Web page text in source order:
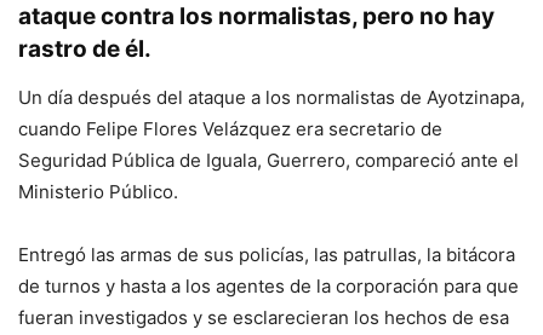
ataque contra los normalistas, pero no hay
rastro de él.
Un día después del ataque a los normalistas de Ayotzinapa,
cuando Felipe Flores Velázquez era secretario de
Seguridad Pública de Iguala, Guerrero, compareció ante el
Ministerio Público.
Entregó las armas de sus policías, las patrullas, la bitácora
de turnos y hasta a los agentes de la corporación para que
fueran investigados y se esclarecieran los hechos de esa